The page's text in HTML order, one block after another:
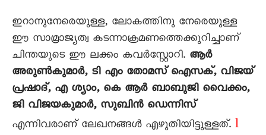
ഇറാനുനേരെയുള്ള, ലോകത്തിനു നേരെയുള്ള
ഈ സാമ്രാജ്യത്വ കടന്നാക്രമണത്തെക്കുറിച്ചാണ്
ചിന്തയുടെ ഈ ലക്കം കവർസ്റ്റോറി. ആർ
അരുൺകുമാർ, ടി എം തോമസ് ഐസക്, വിജയ്
പ്രഷാദ്, എ ശ്യാം, കെ ആർ ബാബുജി വെെക്കം,
ജി വിജയകുമാർ, സുബിൻ ഡെന്നിസ്
എന്നിവരാണ് ലേഖനങ്ങൾ എഴുതിയിട്ടുള്ളത്. l